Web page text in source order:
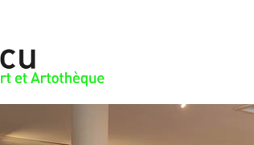
www/include/function.inc.php
lasecuorpb/www/expo.php